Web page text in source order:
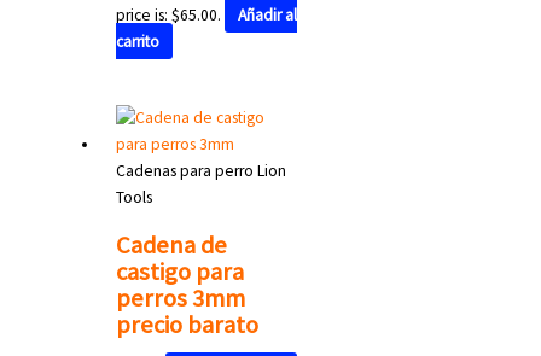
price is: $65.00.
Añadir al
carrito
Cadenas para perro Lion
Tools
Cadena de
castigo para
perros 3mm
precio barato